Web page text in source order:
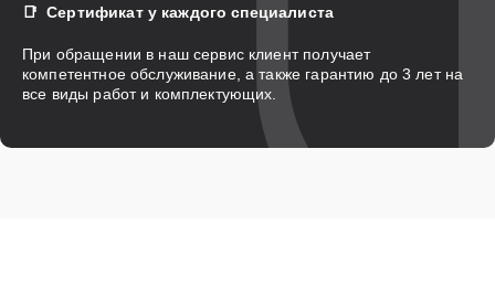
Сертификат у каждого специалиста
При обращении в наш сервис клиент получает
компетентное обслуживание, а также гарантию до 3 лет на
все виды работ и комплектующих.